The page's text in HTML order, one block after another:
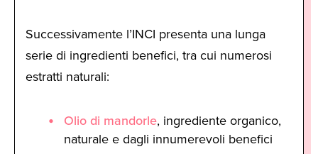
Successivamente l’INCI presenta una lunga
serie di ingredienti benefici, tra cui numerosi
estratti naturali:
Olio di mandorle, ingrediente organico,
naturale e dagli innumerevoli benefici